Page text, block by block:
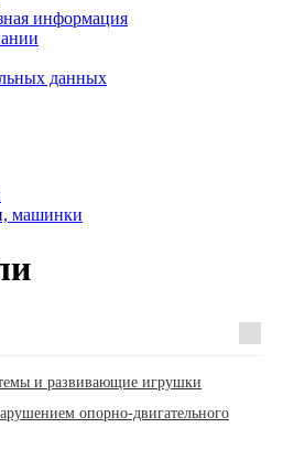
информация
данных
машинки
и развивающие игрушки
опорно-двигательного